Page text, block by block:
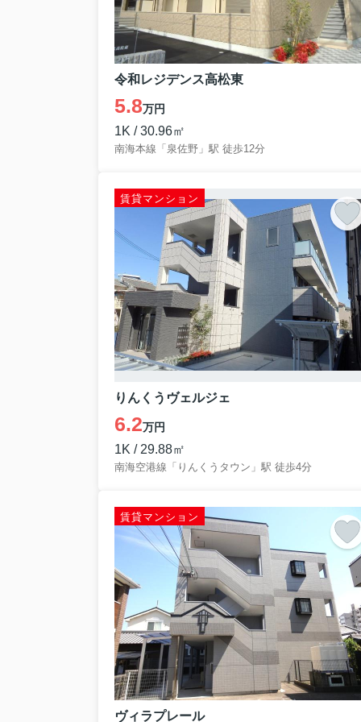
令和レジデンス高松東
5.8万円
1K / 30.96㎡
南海本線「泉佐野」駅 徒歩12分
賃貸マンション
りんくうヴェルジェ
6.2万円
1K / 29.88㎡
南海空港線「りんくうタウン」駅 徒歩4分
賃貸マンション
ヴィラプレール